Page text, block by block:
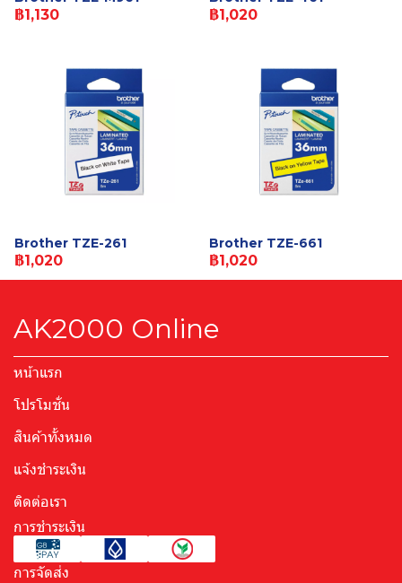
฿1,130 ฿1,020
Brother TZE-261
฿1,020
Brother TZE-661
฿1,020
AK2000 Online
หน้าแรก
โปรโมชั่น
สินค้าทั้งหมด
แจ้งชำระเงิน
ติดต่อเรา
การชำระเงิน
การจัดส่ง